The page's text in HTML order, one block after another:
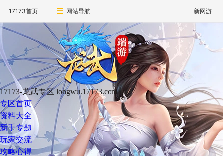
17173首页 网站导航 新网游
17173-龙武专区 longwu.17173.com
专区首页
资料大全
新手专题
玩家交流
攻略心得